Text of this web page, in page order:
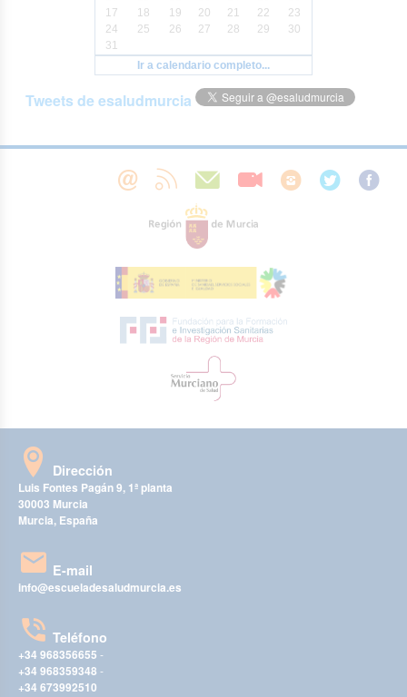
17
18 19 20 21 22
23
24
25 26 27 28 29
30
31
Ir a calendario completo...
Tweets de esaludmurcia
Dirección
Luis Fontes Pagán 9, 1ª planta
30003 Murcia
Murcia, España
E-mail
info@escueladesaludmurcia.es
Teléfono
+34 968356655 -
+34 968359348 -
+34 673992510